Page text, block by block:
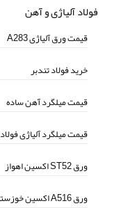
فولاد آلیاژی و آهن
قیمت ورق آلیاژی A283
خرید فولاد تندبر
قیمت میلگرد آهن ساده
قیمت میلگرد آلیاژی فولاد MO40
ورق ST52 اکسین اهواز
ورق A516 اکسین خوزستان